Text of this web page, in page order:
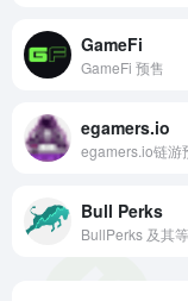
GameFi
GameFi 预售
egamers.io
egamers.io链游
Bull Perks